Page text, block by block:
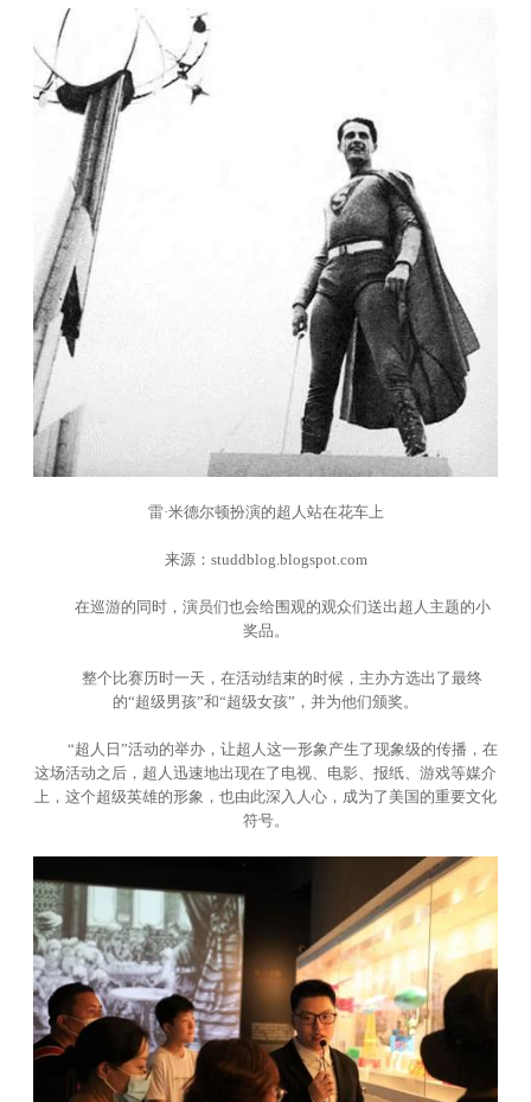
雷·米德尔顿扮演的超人站在花车上
来源：studdblog.blogspot.com
在巡游的同时，演员们也会给围观的观众们送出超人主题的小
奖品。
整个比赛历时一天，在活动结束的时候，主办方选出了最终
的“超级男孩”和“超级女孩”，并为他们颁奖。
“超人日”活动的举办，让超人这一形象产生了现象级的传播，在
这场活动之后，超人迅速地出现在了电视、电影、报纸、游戏等媒介
上，这个超级英雄的形象，也由此深入人心，成为了美国的重要文化
符号。